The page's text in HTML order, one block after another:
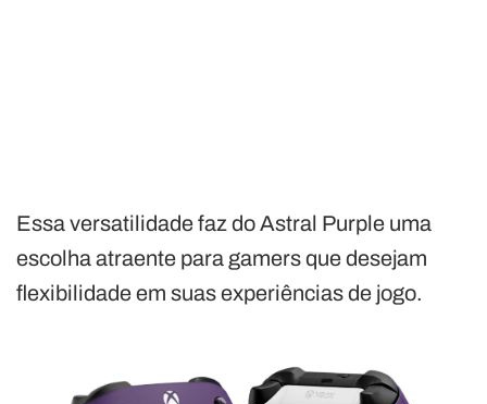
Essa versatilidade faz do Astral Purple uma
escolha atraente para gamers que desejam
flexibilidade em suas experiências de jogo.